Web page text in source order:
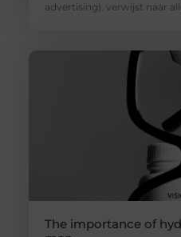
advertising). verwijst naar
The importance of